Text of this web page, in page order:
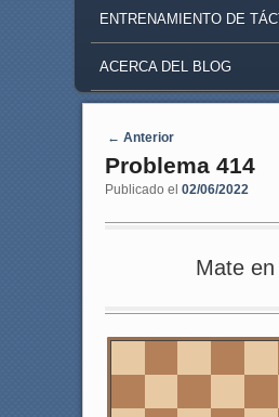
ENTRENAMIENTO DE
ACERCA DEL BLOG
Navegaci�n de entradas
← Anterior
Problema 414
Publicado el 02/06/2022
Mate en